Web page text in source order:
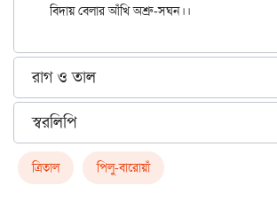
রাগ ও তাল
স্বরলিপি
ত্রিতাল পিলু-বারোয়াঁ